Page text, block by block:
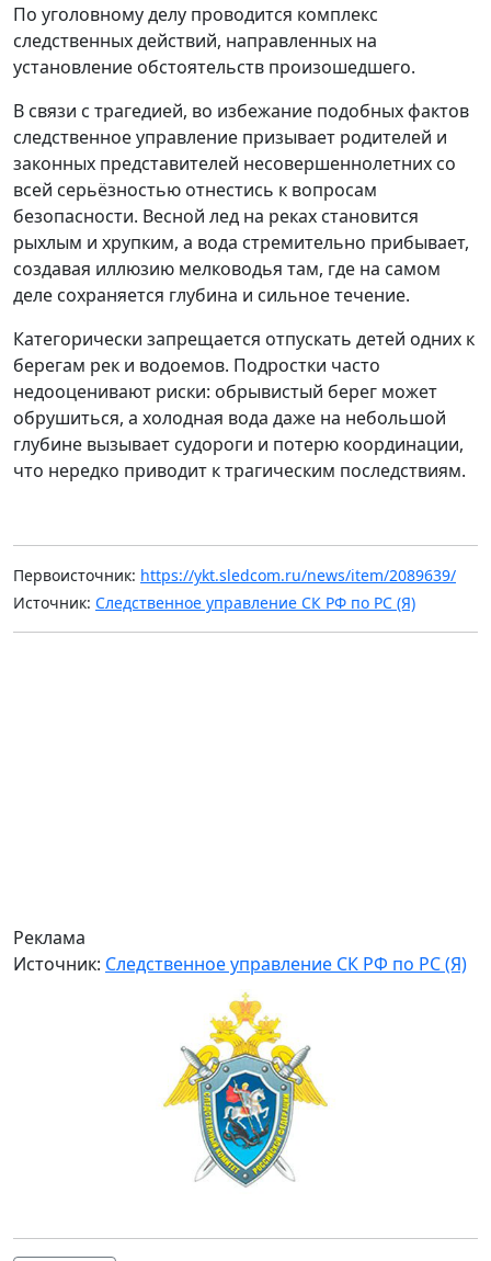
По уголовному делу проводится комплекс
следственных действий, направленных на
установление обстоятельств произошедшего.
В связи с трагедией, во избежание подобных фактов
следственное управление призывает родителей и
законных представителей несовершеннолетних со
всей серьёзностью отнестись к вопросам
безопасности. Весной лед на реках становится
рыхлым и хрупким, а вода стремительно прибывает,
создавая иллюзию мелководья там, где на самом
деле сохраняется глубина и сильное течение.
Категорически запрещается отпускать детей одних к
берегам рек и водоемов. Подростки часто
недооценивают риски: обрывистый берег может
обрушиться, а холодная вода даже на небольшой
глубине вызывает судороги и потерю координации,
что нередко приводит к трагическим последствиям.
Первоисточник: https://ykt.sledcom.ru/news/item/2089639/
Источник: Следственное управление СК РФ по РС (Я)
Реклама
Источник: Следственное управление СК РФ по РС (Я)